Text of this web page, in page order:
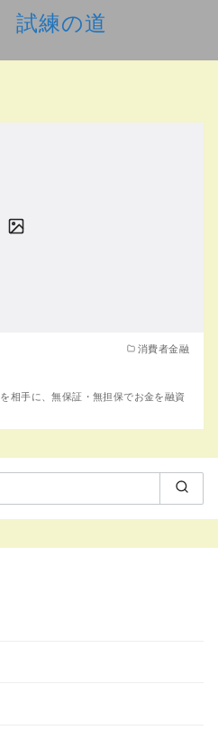
練の道
消費者金融
相手に、無保証・無担保でお金を融資